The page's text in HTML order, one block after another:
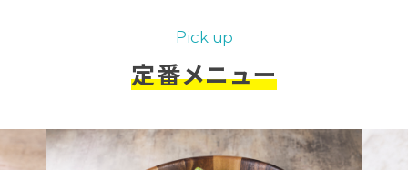
Pick up
定番メニュー